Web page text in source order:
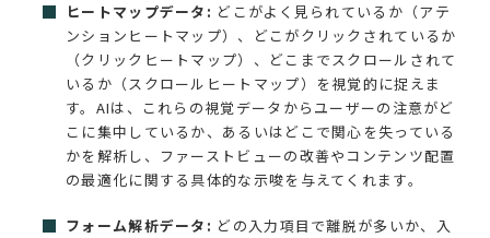
ヒートマップデータ: どこがよく見られているか（アテ
ンションヒートマップ）、どこがクリックされているか
（クリックヒートマップ）、どこまでスクロールされて
いるか（スクロールヒートマップ）を視覚的に捉えま
す。AIは、これらの視覚データからユーザーの注意がど
こに集中しているか、あるいはどこで関心を失っている
かを解析し、ファーストビューの改善やコンテンツ配置
の最適化に関する具体的な示唆を与えてくれます。
フォーム解析データ: どの入力項目で離脱が多いか、入